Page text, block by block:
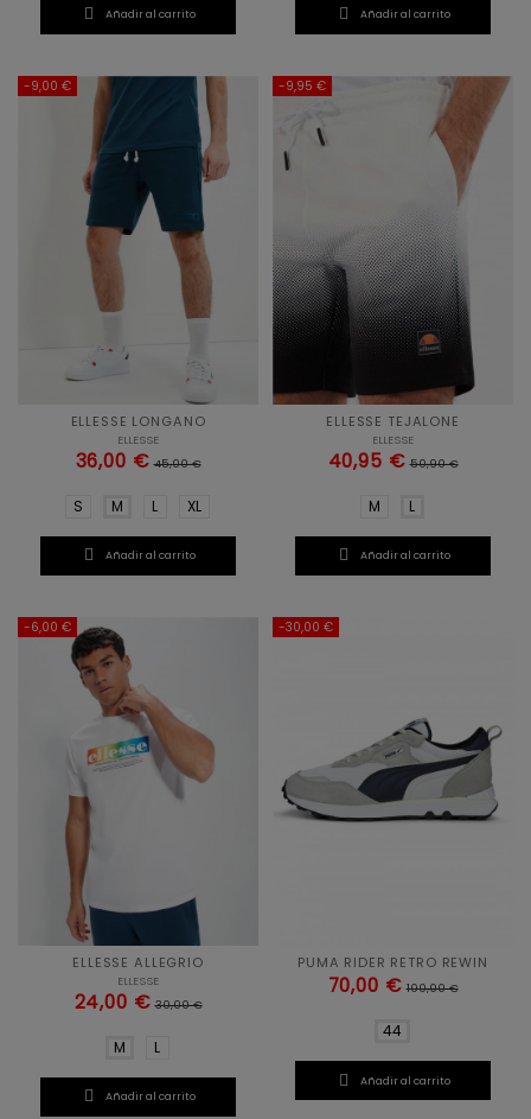
 Añadir al carrito  Añadir al carrito
-9,00 €
ELLESSE LONGANO
ELLESSE
36,00 € 45,00 €
S M L XL
 Añadir al carrito
-9,95 €
ELLESSE TEJALONE
ELLESSE
40,95 € 50,90 €
M L
 Añadir al carrito
-6,00 €
ELLESSE ALLEGRIO
ELLESSE
24,00 € 30,00 €
M L
 Añadir al carrito
-30,00 €
PUMA RIDER RETRO REWIN
70,00 € 100,00 €
44
 Añadir al carrito